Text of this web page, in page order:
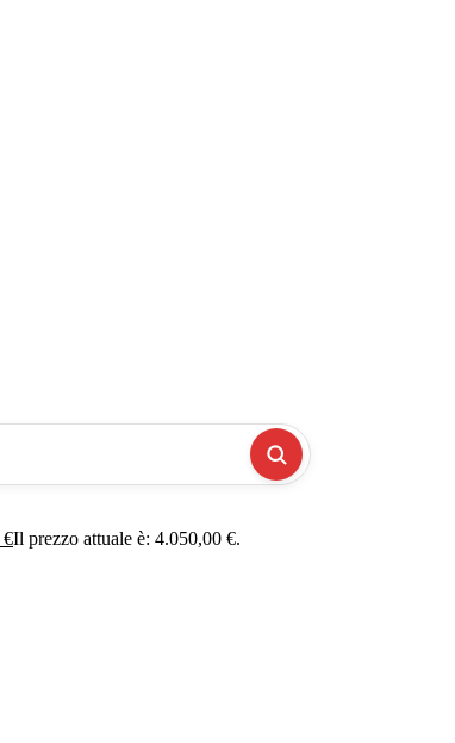
€Il prezzo attuale è: 4.050,00 €.